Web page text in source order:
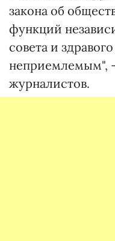
закона об
функций
совета и
неприемлемым", -
журналистов.